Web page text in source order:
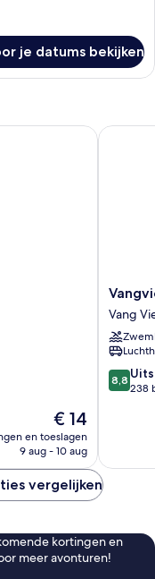
je datums bekijken
De
prijs
is
€ 14
en toeslagen
9 aug - 10 aug
Night
Market
Resort
Vang
Vieng
Vang
8.8
van
8,8
238
vergelijken
kortingen en
meer avonturen!